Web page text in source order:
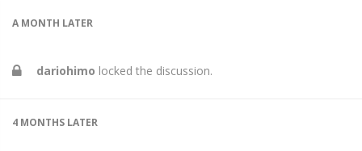
A MONTH LATER
dariohimo locked the discussion.
4 MONTHS LATER